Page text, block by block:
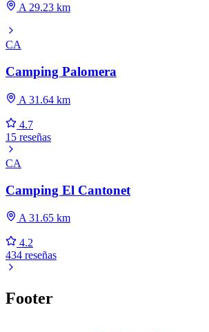
A 29.23 km
CA
Camping Palomera
A 31.64 km
4.7
15 reseñas
CA
Camping El Cantonet
A 31.65 km
4.2
434 reseñas
Footer